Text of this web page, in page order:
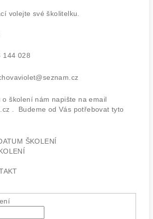
volejte své školitelku.
144 028
o školení nám napište na email
. Budeme od Vás potřebovat tyto
ŠKOLENÍ